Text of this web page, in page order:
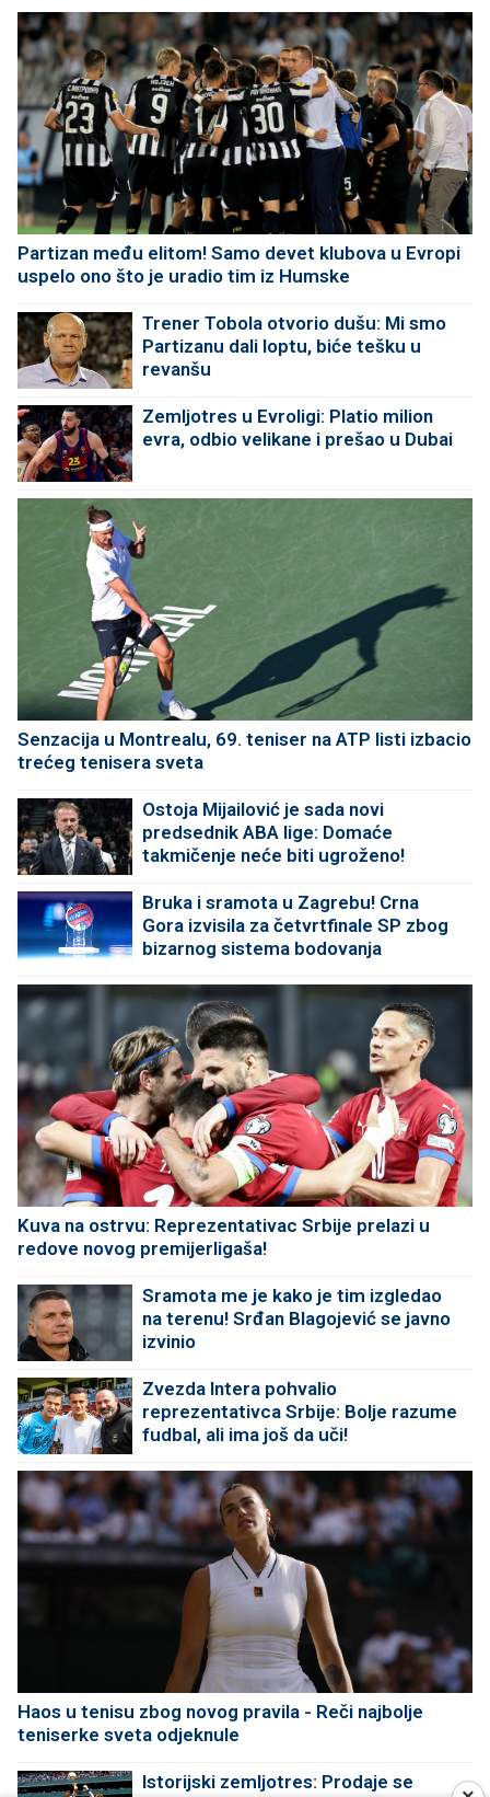
Partizan među elitom! Samo devet klubova u Evropi
uspelo ono što je uradio tim iz Humske
Trener Tobola otvorio dušu: Mi smo
Partizanu dali loptu, biće tešku u
revanšu
Zemljotres u Evroligi: Platio milion
evra, odbio velikane i prešao u Dubai
Senzacija u Montrealu, 69. teniser na ATP listi izbacio
trećeg tenisera sveta
Ostoja Mijailović je sada novi
predsednik ABA lige: Domaće
takmičenje neće biti ugroženo!
Bruka i sramota u Zagrebu! Crna
Gora izvisila za četvrtfinale SP zbog
bizarnog sistema bodovanja
Kuva na ostrvu: Reprezentativac Srbije prelazi u
redove novog premijerligaša!
Sramota me je kako je tim izgledao
na terenu! Srđan Blagojević se javno
izvinio
Zvezda Intera pohvalio
reprezentativca Srbije: Bolje razume
fudbal, ali ima još da uči!
Haos u tenisu zbog novog pravila - Reči najbolje
teniserke sveta odjeknule
Istorijski zemljotres: Prodaje se